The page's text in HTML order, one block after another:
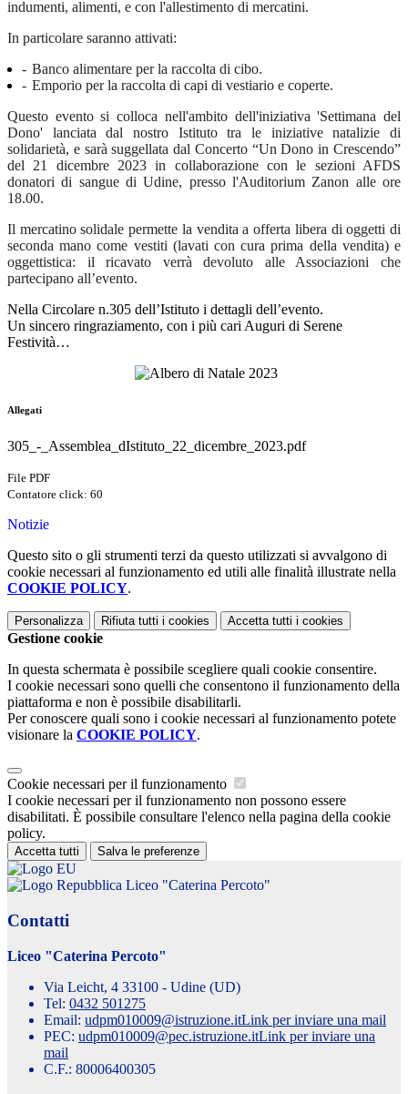
indumenti, alimenti, e con l'allestimento di mercatini.
In particolare saranno attivati:
- Banco alimentare per la raccolta di cibo.
- Emporio per la raccolta di capi di vestiario e coperte.
Questo evento si colloca nell'ambito dell'iniziativa 'Settimana del
Dono' lanciata dal nostro Istituto tra le iniziative natalizie di
solidarietà, e sarà suggellata dal Concerto “Un Dono in Crescendo”
del 21 dicembre 2023 in collaborazione con le sezioni AFDS
donatori di sangue di Udine, presso l'Auditorium Zanon alle ore
18.00.
Il mercatino solidale permette la vendita a offerta libera di oggetti di
seconda mano come vestiti (lavati con cura prima della vendita) e
oggettistica: il ricavato verrà devoluto alle Associazioni che
partecipano all’evento.
Nella Circolare n.305 dell’Istituto i dettagli dell’evento.
Un sincero ringraziamento, con i più cari Auguri di Serene
Festività…
Allegati
305_-_Assemblea_dIstituto_22_dicembre_2023.pdf
File PDF
Contatore click: 60
Notizie
Questo sito o gli strumenti terzi da questo utilizzati si avvalgono di
cookie necessari al funzionamento ed utili alle finalità illustrate nella
COOKIE POLICY.
Personalizza Rifiuta tutti i cookies Accetta tutti i cookies
Gestione cookie
In questa schermata è possibile scegliere quali cookie consentire.
I cookie necessari sono quelli che consentono il funzionamento della
piattaforma e non è possibile disabilitarli.
Per conoscere quali sono i cookie necessari al funzionamento potete
visionare la COOKIE POLICY.
Cookie necessari per il funzionamento
I cookie necessari per il funzionamento non possono essere
disabilitati. È possibile consultare l'elenco nella pagina della cookie
policy.
Accetta tutti Salva le preferenze
Liceo "Caterina Percoto"
Contatti
Liceo "Caterina Percoto"
Via Leicht, 4 33100 - Udine (UD)
Tel: 0432 501275
Email: udpm010009@istruzione.itLink per inviare una mail
PEC: udpm010009@pec.istruzione.itLink per inviare una
mail
C.F.: 80006400305